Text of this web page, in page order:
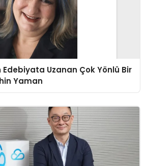
Uzanan Çok Yönlü Bir
Yaman